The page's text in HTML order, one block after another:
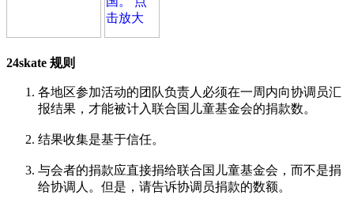
24skate 规则
各地区参加活动的团队负责人必须在一周内向协调员汇
报结果，才能被计入联合国儿童基金会的捐款数。
结果收集是基于信任。
与会者的捐款应直接捐给联合国儿童基金会，而不是捐
给协调人。但是，请告诉协调员捐款的数额。